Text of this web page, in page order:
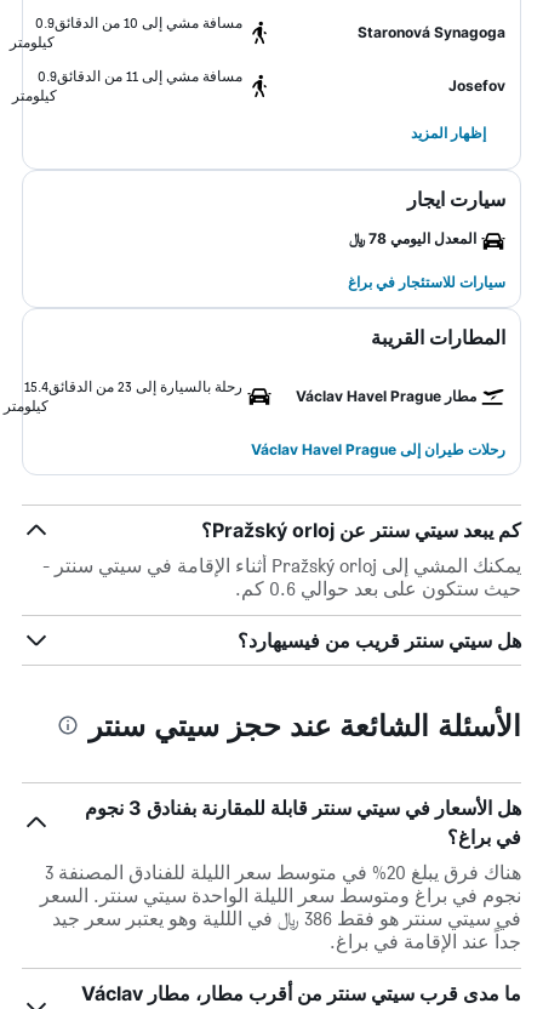
Staronová Synagoga
مسافة مشي إلى 10 من الدقائق
0.9
كيلومتر
Josefov
مسافة مشي إلى 11 من الدقائق
0.9
كيلومتر
إظهار المزيد
سيارت ايجار
المعدل اليومي 78 ﷼
سيارات للاستئجار في براغ
المطارات القريبة
مطار Václav Havel Prague
رحلة بالسيارة إلى 23 من الدقائق
15.4
كيلومتر
رحلات طيران إلى Václav Havel Prague
كم يبعد سيتي سنتر عن Pražský orloj؟
يمكنك المشي إلى Pražský orloj أثناء الإقامة في سيتي سنتر -
حيث ستكون على بعد حوالي 0.6 كم.
هل سيتي سنتر قريب من فيسيهارد؟
الأسئلة الشائعة عند حجز سيتي سنتر
هل الأسعار في سيتي سنتر قابلة للمقارنة بفنادق 3 نجوم
في براغ؟
هناك فرق يبلغ 20% في متوسط ​​سعر الليلة للفنادق المصنفة 3
نجوم في براغ ومتوسط ​​سعر الليلة الواحدة سيتي سنتر. السعر
في سيتي سنتر هو فقط 386 ﷼ في الللية وهو يعتبر سعر جيد
جداً عند الإقامة في براغ.
ما مدى قرب سيتي سنتر من أقرب مطار، مطار Václav